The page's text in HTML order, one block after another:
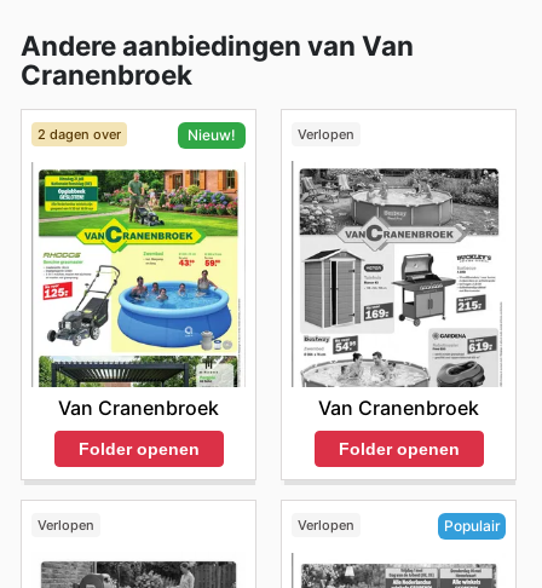
Andere aanbiedingen van Van
Cranenbroek
2 dagen over Nieuw!
Van Cranenbroek
Folder openen
Verlopen
Van Cranenbroek
Folder openen
Verlopen Verlopen Populair